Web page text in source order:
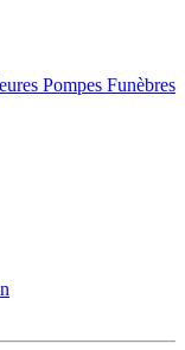
Pompes Funèbres